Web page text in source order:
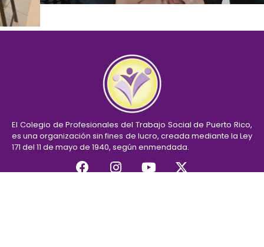
El Colegio de Profesionales del Trabajo Social de Puerto Rico,
es una organización sin fines de lucro, creada mediante la Ley
171 del 11 de mayo de 1940, según enmendada.